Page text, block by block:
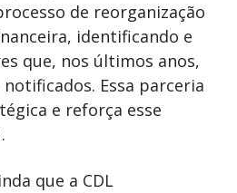
de reorganização
identificando e
que, nos últimos anos,
Essa parceria
e reforça esse
que a CDL